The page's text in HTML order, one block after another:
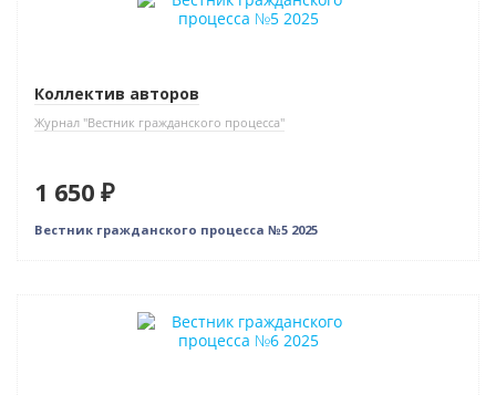
Коллектив авторов
Журнал "Вестник гражданского процесса"
1 650 ₽
Вестник гражданского процесса №5 2025